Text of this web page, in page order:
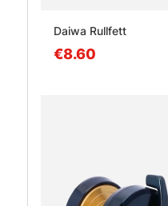
Daiwa Rullfett
€8.60